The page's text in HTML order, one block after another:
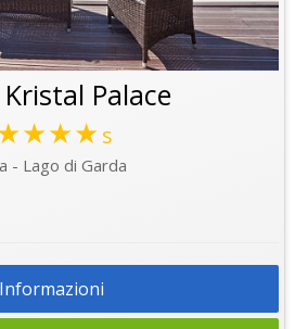
Palace
s
- Lago di Garda
Informazioni